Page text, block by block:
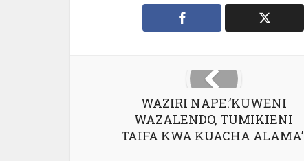
WAZIRI NAPE:’KUWENI
WAZALENDO, TUMIKIENI
TAIFA KWA KUACHA ALAMA’